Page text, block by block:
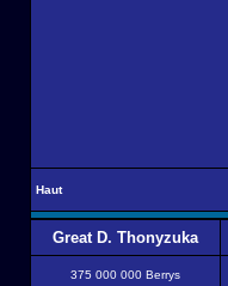
Haut
Great D. Thonyzuka
375 000 000 Berrys